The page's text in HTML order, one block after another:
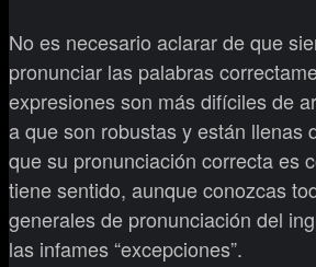
No es necesario aclarar de que
pronunciar las palabras
expresiones son más difíciles de
a que son robustas y están llenas
que su pronunciación correcta es
tiene sentido, aunque conozcas
generales de pronunciación del
las infames “excepciones”.